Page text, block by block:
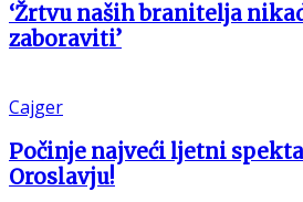
‘Žrtvu naših branitelja
zaboraviti’
Cajger
Počinje najveći ljetni
Oroslavju!